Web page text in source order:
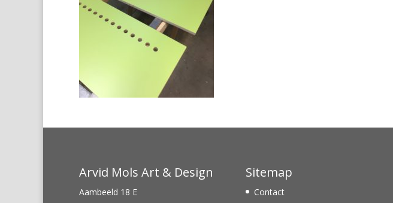
Arvid Mols Art & Design
Aambeeld 18 E
Sitemap
Contact